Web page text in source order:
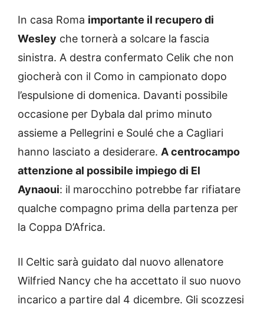
In casa Roma importante il recupero di
Wesley che tornerà a solcare la fascia
sinistra. A destra confermato Celik che non
giocherà con il Como in campionato dopo
l’espulsione di domenica. Davanti possibile
occasione per Dybala dal primo minuto
assieme a Pellegrini e Soulé che a Cagliari
hanno lasciato a desiderare. A centrocampo
attenzione al possibile impiego di El
Aynaoui: il marocchino potrebbe far rifiatare
qualche compagno prima della partenza per
la Coppa D’Africa.
Il Celtic sarà guidato dal nuovo allenatore
Wilfried Nancy che ha accettato il suo nuovo
incarico a partire dal 4 dicembre. Gli scozzesi